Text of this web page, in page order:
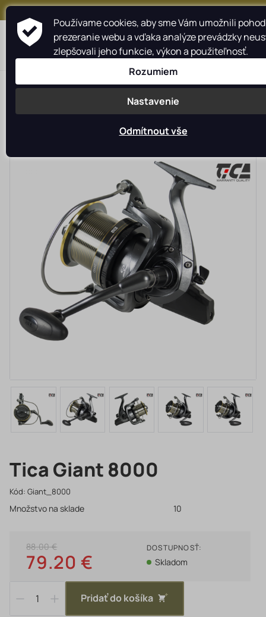
+421 917 159 547
>Rybárské potreby rybarzv.sk>Rybárske navijáky>
Tica Giant 8000
Kód: Giant_8000
Množstvo na sklade
10
88.00 €
79.20 €
DOSTUPNOSŤ:
Skladom
Pridať do košíka
Používame cookies, aby sme Vám umožnili
prezeranie webu a vďaka analýze prevádzky
zlepšovali jeho funkcie, výkon a použiteľnosť.
Rozumiem
Nastavenie
Odmítnout vše